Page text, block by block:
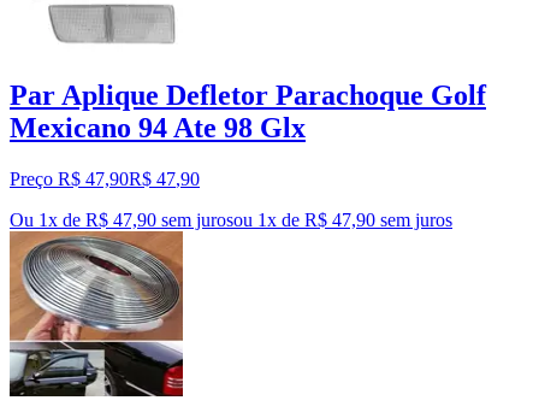
Par Aplique Defletor Parachoque Golf
Mexicano 94 Ate 98 Glx
Preço R$ 47,90R$ 47,90
Ou 1x de R$ 47,90 sem jurosou 1x de R$ 47,90 sem juros